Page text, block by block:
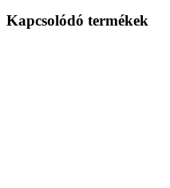
Kapcsolódó termékek